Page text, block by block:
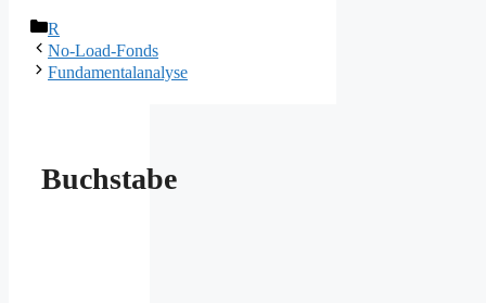
Kategorien
R
No-Load-Fonds
Fundamentalanalyse
Buchstabe